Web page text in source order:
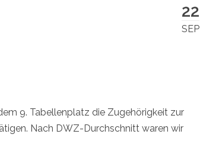
22
SEP
9. Tabellenplatz die Zugehörigkeit zur
Nach DWZ-Durchschnitt waren wir